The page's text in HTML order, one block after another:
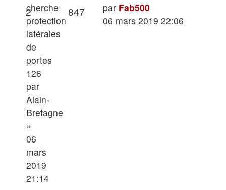
cherche
protection
latérales
de
portes
126
par
Alain-
Bretagne
»
06
mars
2019
21:14
2Réponses847VuesDernier
message
par Fab500
06 mars 2019 22:06